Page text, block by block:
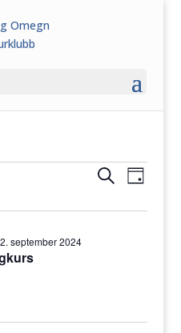
and
Søk Dag
september 2024